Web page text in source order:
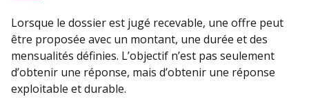
Lorsque le dossier est jugé recevable, une offre peut
être proposée avec un montant, une durée et des
mensualités définies. L’objectif n’est pas seulement
d’obtenir une réponse, mais d’obtenir une réponse
exploitable et durable.